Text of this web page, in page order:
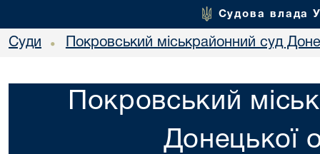
Судова влада
Суди • Покровський міськрайонний суд
Покровський
Донецької